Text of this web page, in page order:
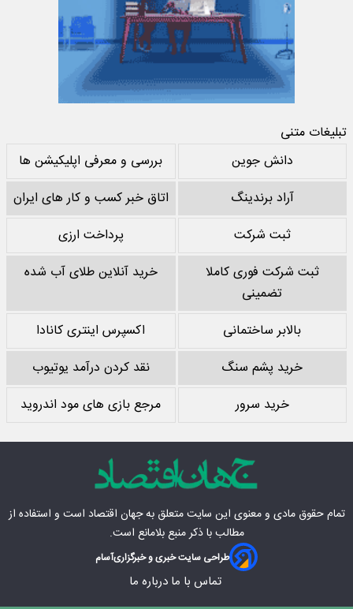
تبلیغات متنی
دانش جوین
بررسی و معرفی اپلیکیشن ها
آراد برندینگ
اتاق خبر کسب و کار های ایران
ثبت شرکت
پرداخت ارزی
ثبت شرکت فوری کاملا
تضمینی
خرید آنلاین طلای آب شده
بالابر ساختمانی
اکسپرس اینتری کانادا
خرید پشم سنگ
نقد کردن درآمد یوتیوب
خرید سرور
مرجع بازی های مود اندروید
تمام حقوق مادی‌ و معنوی این سایت متعلق بهجهان اقتصاد است و استفاده از
مطالب با ذکر منبع بلامانع است.
طراحی سایت خبری و خبرگزاریآسام
تماس با ما درباره ما